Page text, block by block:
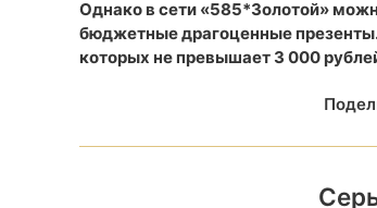
Однако в сети «585*Золотой»
бюджетные драгоценные
которых не превышает 3 000